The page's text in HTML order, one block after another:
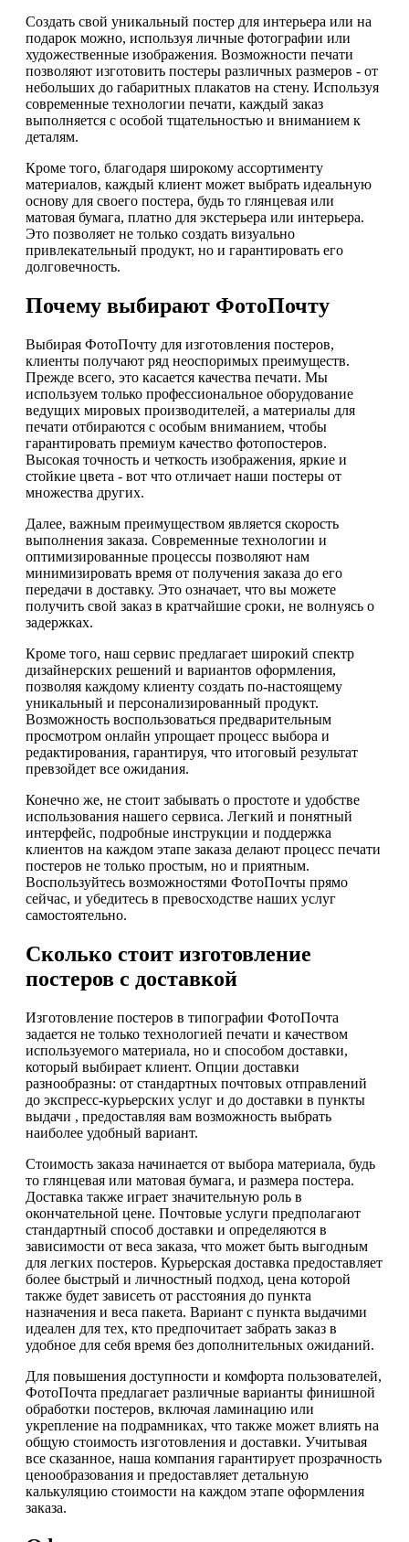
Создать свой уникальный постер для интерьера или на
подарок можно, используя личные фотографии или
художественные изображения. Возможности печати
позволяют изготовить постеры различных размеров - от
небольших до габаритных плакатов на стену. Используя
современные технологии печати, каждый заказ
выполняется с особой тщательностью и вниманием к
деталям.
Кроме того, благодаря широкому ассортименту
материалов, каждый клиент может выбрать идеальную
основу для своего постера, будь то глянцевая или
матовая бумага, платно для экстерьера или интерьера.
Это позволяет не только создать визуально
привлекательный продукт, но и гарантировать его
долговечность.
Почему выбирают ФотоПочту
Выбирая ФотоПочту для изготовления постеров,
клиенты получают ряд неоспоримых преимуществ.
Прежде всего, это касается качества печати. Мы
используем только профессиональное оборудование
ведущих мировых производителей, а материалы для
печати отбираются с особым вниманием, чтобы
гарантировать премиум качество фотопостеров.
Высокая точность и четкость изображения, яркие и
стойкие цвета - вот что отличает наши постеры от
множества других.
Далее, важным преимуществом является скорость
выполнения заказа. Современные технологии и
оптимизированные процессы позволяют нам
минимизировать время от получения заказа до его
передачи в доставку. Это означает, что вы можете
получить свой заказ в кратчайшие сроки, не волнуясь о
задержках.
Кроме того, наш сервис предлагает широкий спектр
дизайнерских решений и вариантов оформления,
позволяя каждому клиенту создать по-настоящему
уникальный и персонализированный продукт.
Возможность воспользоваться предварительным
просмотром онлайн упрощает процесс выбора и
редактирования, гарантируя, что итоговый результат
превзойдет все ожидания.
Конечно же, не стоит забывать о простоте и удобстве
использования нашего сервиса. Легкий и понятный
интерфейс, подробные инструкции и поддержка
клиентов на каждом этапе заказа делают процесс печати
постеров не только простым, но и приятным.
Воспользуйтесь возможностями ФотоПочты прямо
сейчас, и убедитесь в превосходстве наших услуг
самостоятельно.
Сколько стоит изготовление
постеров с доставкой
Изготовление постеров в типографии ФотоПочта
задается не только технологией печати и качеством
используемого материала, но и способом доставки,
который выбирает клиент. Опции доставки
разнообразны: от стандартных почтовых отправлений
до экспресс-курьерских услуг и до доставки в пункты
выдачи , предоставляя вам возможность выбрать
наиболее удобный вариант.
Стоимость заказа начинается от выбора материала, будь
то глянцевая или матовая бумага, и размера постера.
Доставка также играет значительную роль в
окончательной цене. Почтовые услуги предполагают
стандартный способ доставки и определяются в
зависимости от веса заказа, что может быть выгодным
для легких постеров. Курьерская доставка предоставляет
более быстрый и личностный подход, цена которой
также будет зависеть от расстояния до пункта
назначения и веса пакета. Вариант с пункта выдачими
идеален для тех, кто предпочитает забрать заказ в
удобное для себя время без дополнительных ожиданий.
Для повышения доступности и комфорта пользователей,
ФотоПочта предлагает различные варианты финишной
обработки постеров, включая ламинацию или
укрепление на подрамниках, что также может влиять на
общую стоимость изготовления и доставки. Учитывая
все сказанное, наша компания гарантирует прозрачность
ценообразования и предоставляет детальную
калькуляцию стоимости на каждом этапе оформления
заказа.